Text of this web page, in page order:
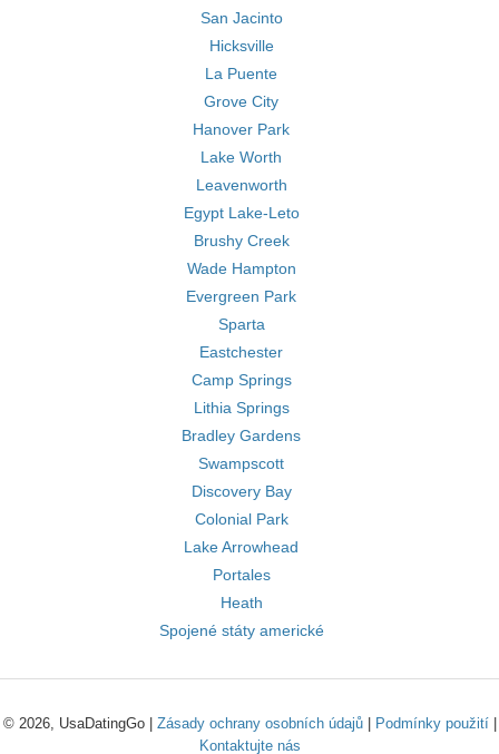
San Jacinto
Hicksville
La Puente
Grove City
Hanover Park
Lake Worth
Leavenworth
Egypt Lake-Leto
Brushy Creek
Wade Hampton
Evergreen Park
Sparta
Eastchester
Camp Springs
Lithia Springs
Bradley Gardens
Swampscott
Discovery Bay
Colonial Park
Lake Arrowhead
Portales
Heath
Spojené státy americké
© 2026, UsaDatingGo | Zásady ochrany osobních údajů| Podmínky použití|
Kontaktujte nás